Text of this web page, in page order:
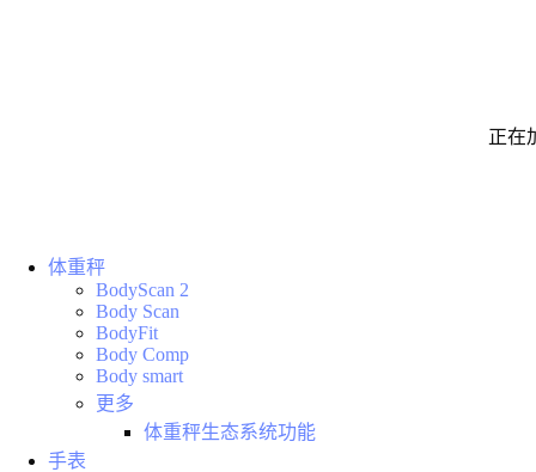
正在
体重秤
BodyScan 2
Body Scan
BodyFit
Body Comp
Body smart
更多
体重秤生态系统功能
手表